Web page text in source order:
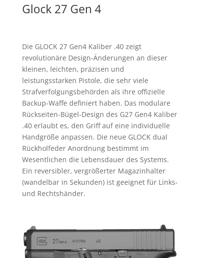
Glock 27 Gen 4
Die GLOCK 27 Gen4 Kaliber .40 zeigt
revolutionäre Design-Änderungen an dieser
kleinen, leichten, präzisen und
leistungsstarken Pistole, die sehr viele
Strafverfolgungsbehörden als ihre offizielle
Backup-Waffe definiert haben. Das modulare
Rückseiten-Bügel-Design des G27 Gen4 Kaliber
.40 erlaubt es, den Griff auf eine individuelle
Handgröße anpassen. Die neue GLOCK dual
Rückholfeder Anordnung bestimmt im
Wesentlichen die Lebensdauer des Systems.
Ein reversibler, vergrößerter Magazinhalter
(wandelbar in Sekunden) ist geeignet für Links-
und Rechtshänder.